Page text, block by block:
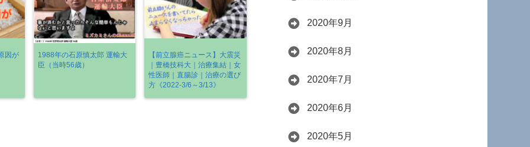
因が
1988年の石原慎太郎 運輸大
臣（当時56歳）
【前立腺癌ニュース】大震災
｜豊橋技科大｜治療集結｜女
性医師｜直腸診｜治療の選び
方《2022-3/6～3/13》
2020年9月
2020年8月
2020年7月
2020年6月
2020年5月